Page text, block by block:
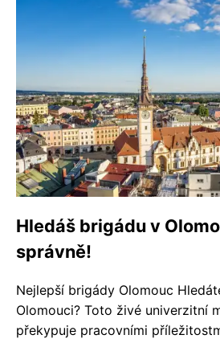
Hledáš brigádu v
správně!
Nejlepší brigády Olomouc
Olomouci? Toto živé univerzitní
překypuje pracovními